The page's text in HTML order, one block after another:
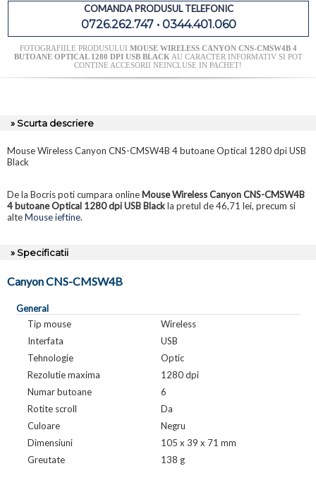
COMANDA PRODUSUL TELEFONIC
0726.262.747 • 0344.401.060
FOTOGRAFIILE PRODUSULUI MOUSE WIRELESS CANYON CNS-CMSW4B 4
BUTOANE OPTICAL 1280 DPI USB BLACK AU CARACTER INFORMATIV SI POT
CONTINE ACCESORII NEINCLUSE IN PACHET!
» Scurta descriere
Mouse Wireless Canyon CNS-CMSW4B 4 butoane Optical 1280 dpi USB
Black
De la Bocris poti cumpara online Mouse Wireless Canyon CNS-CMSW4B
4 butoane Optical 1280 dpi USB Blackla pretul de 46,71 lei, precum si
alteMouse ieftine.
» Specificatii
Canyon CNS-CMSW4B
General
Tip mouse
Wireless
Interfata
USB
Tehnologie
Optic
Rezolutie maxima
1280 dpi
Numar butoane
6
Rotite scroll
Da
Culoare
Negru
Dimensiuni
105 x 39 x 71 mm
Greutate
138 g